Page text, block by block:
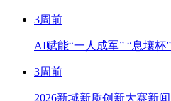
3周前
AI赋能“一人成军” “息壤
3周前
2026新域新质创新大赛新